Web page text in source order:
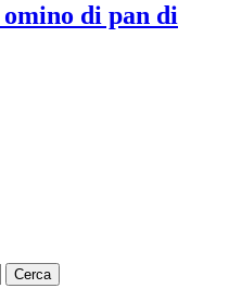
di pan di
Cerca